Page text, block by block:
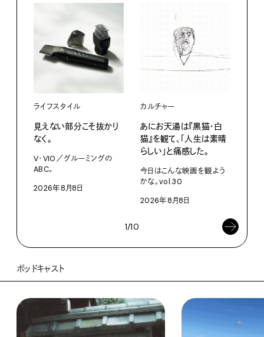
ライフスタイル
見えない部分こそ抜かり
なく。
V・VIO／グルーミングの
ABC。
2026年8月8日
カルチャー
あにお天湯は『黒猫・白
猫』を観て、「人生は素晴
らしい」と痛感した。
今日はこんな映画を観よう
かな。vol.30
2026年8月8日
1/10
ポッドキャスト